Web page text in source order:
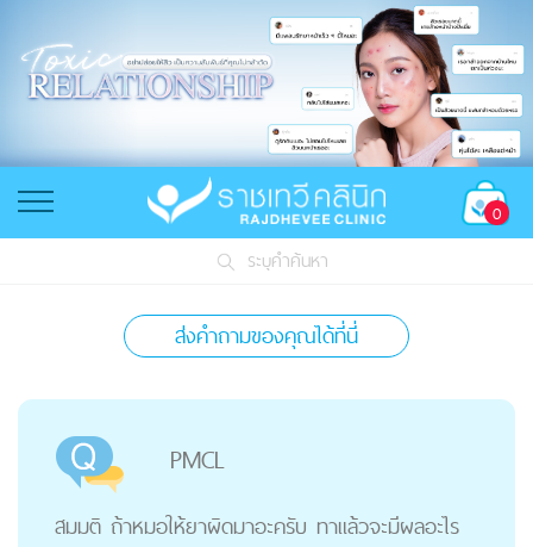
0
ระบุคำค้นหา
ส่งคำถามของคุณได้ที่นี่
PMCL
สมมติ ถ้าหมอให้ยาผิดมาอะครับ ทาแล้วจะมีผลอะไร